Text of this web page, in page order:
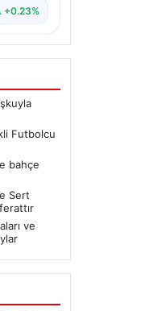
Futbolcu
bahçe
Sert
ve